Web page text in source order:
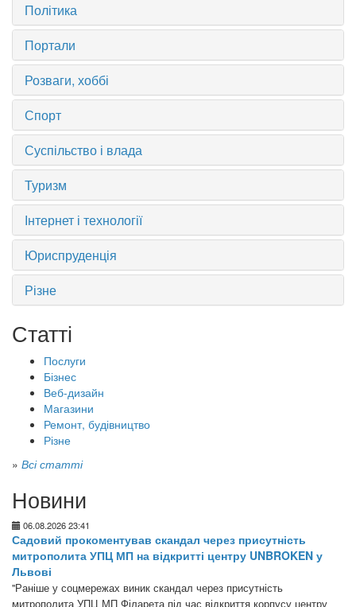
Політика
Портали
Розваги, хоббі
Спорт
Суспільство і влада
Туризм
Інтернет і технології
Юриспруденція
Різне
Статті
Послуги
Бізнес
Веб-дизайн
Магазини
Ремонт, будівництво
Різне
» Всі статті
Новини
06.08.2026 23:41
Садовий прокоментував скандал через присутність
митрополита УПЦ МП на відкритті центру UNBROKEN у
Львові
"Раніше у соцмережах виник скандал через присутність
митрополита УПЦ МП Філарета під час відкриття корпусу центру